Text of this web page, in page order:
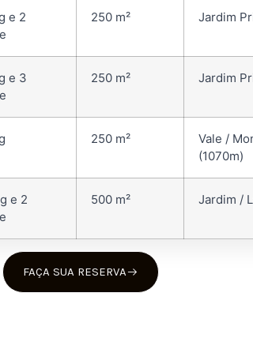
e 2
250 m² Jardim
e 3
250 m² Jardim
250 m²
Vale /
(1070m)
e 2
500 m² Jardim /
FAÇA SUA RESERVA